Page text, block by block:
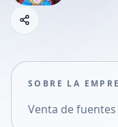
Compartir empresa
Compartir en X
SOBRE LA
Venta de